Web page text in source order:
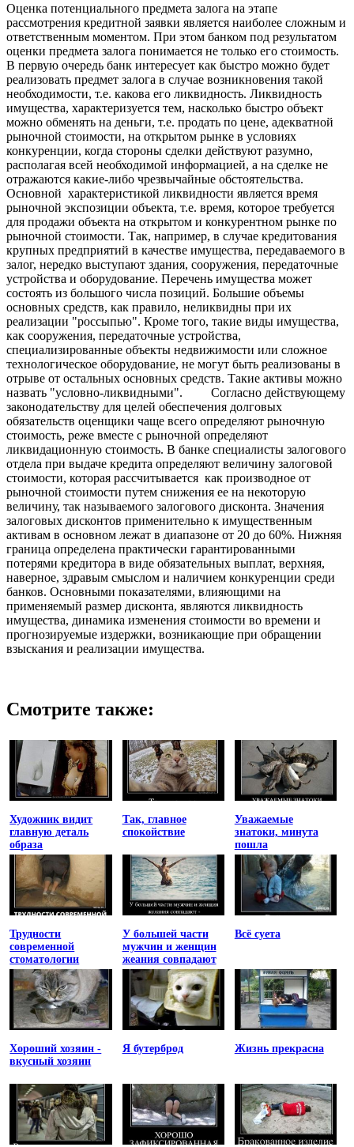
Оценка потенциального предмета залога на этапе
рассмотрения кредитной заявки является наиболее сложным и
ответственным моментом. При этом банком под результатом
оценки предмета залога понимается не только его стоимость.
В первую очередь банк интересует как быстро можно будет
реализовать предмет залога в случае возникновения такой
необходимости, т.е. какова его ликвидность. Ликвидность
имущества, характеризуется тем, насколько быстро объект
можно обменять на деньги, т.е. продать по цене, адекватной
рыночной стоимости, на открытом рынке в условиях
конкуренции, когда стороны сделки действуют разумно,
располагая всей необходимой информацией, а на сделке не
отражаются какие-либо чрезвычайные обстоятельства.
Основной характеристикой ликвидности является время
рыночной экспозиции объекта, т.е. время, которое требуется
для продажи объекта на открытом и конкурентном рынке по
рыночной стоимости. Так, например, в случае кредитования
крупных предприятий в качестве имущества, передаваемого в
залог, нередко выступают здания, сооружения, передаточные
устройства и оборудование. Перечень имущества может
состоять из большого числа позиций. Большие объемы
основных средств, как правило, неликвидны при их
реализации "россыпью". Кроме того, такие виды имущества,
как сооружения, передаточные устройства,
специализированные объекты недвижимости или сложное
технологическое оборудование, не могут быть реализованы в
отрыве от остальных основных средств. Такие активы можно
назвать "условно-ликвидными". Согласно действующему
законодательству для целей обеспечения долговых
обязательств оценщики чаще всего определяют рыночную
стоимость, реже вместе с рыночной определяют
ликвидационную стоимость. В банке специалисты залогового
отдела при выдаче кредита определяют величину залоговой
стоимости, которая рассчитывается как производное от
рыночной стоимости путем снижения ее на некоторую
величину, так называемого залогового дисконта. Значения
залоговых дисконтов применительно к имущественным
активам в основном лежат в диапазоне от 20 до 60%. Нижняя
граница определена практически гарантированными
потерями кредитора в виде обязательных выплат, верхняя,
наверное, здравым смыслом и наличием конкуренции среди
банков. Основными показателями, влияющими на
применяемый размер дисконта, являются ликвидность
имущества, динамика изменения стоимости во времени и
прогнозируемые издержки, возникающие при обращении
взыскания и реализации имущества.
Смотрите также:
Художник видит
главную деталь
образа
Так, главное
спокойствие
Уважаемые
знатоки, минута
пошла
Трудности
современной
стоматологии
У большей части
мужчин и женщин
жеания совпадают
Всё суета
Хороший хозяин -
вкусный хозяин
Я бутерброд Жизнь прекрасна